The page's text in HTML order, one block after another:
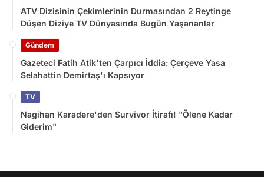
ATV Dizisinin Çekimlerinin Durmasından 2 Reytinge
Düşen Diziye TV Dünyasında Bugün Yaşananlar
Gündem
Gazeteci Fatih Atik'ten Çarpıcı İddia: Çerçeve Yasa
Selahattin Demirtaş'ı Kapsıyor
TV
Nagihan Karadere'den Survivor İtirafı! "Ölene Kadar
Giderim"